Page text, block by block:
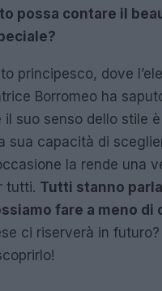
possa contare il
principesco, dove
Borromeo ha
suo senso dello stile è
sua capacità di
la rende una
tutti. Tutti stanno
fare a meno di
ci riserverà in futuro?